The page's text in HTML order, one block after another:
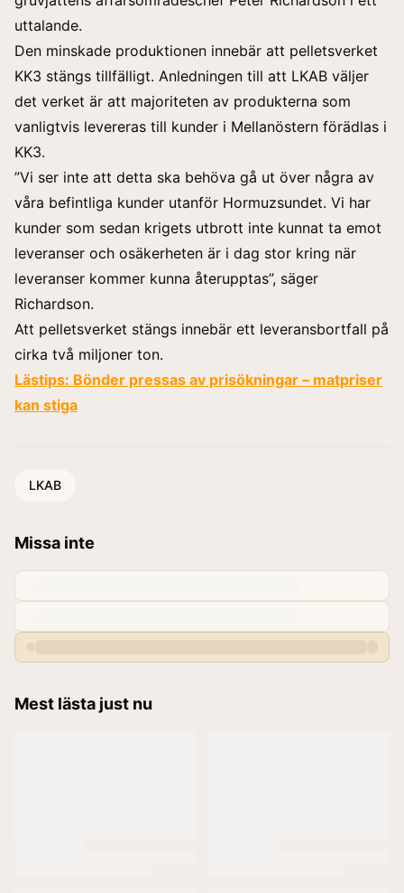
uttalande.
Den minskade produktionen innebär att pelletsverket
KK3 stängs tillfälligt. Anledningen till att LKAB väljer
det verket är att majoriteten av produkterna som
vanligtvis levereras till kunder i Mellanöstern förädlas i
KK3.
”Vi ser inte att detta ska behöva gå ut över några av
våra befintliga kunder utanför Hormuzsundet. Vi har
kunder som sedan krigets utbrott inte kunnat ta emot
leveranser och osäkerheten är i dag stor kring när
leveranser kommer kunna återupptas”, säger
Richardson.
Att pelletsverket stängs innebär ett leveransbortfall på
cirka två miljoner ton.
Lästips: Bönder pressas av prisökningar – matpriser
kan stiga
LKAB
Missa inte
Mest lästa just nu